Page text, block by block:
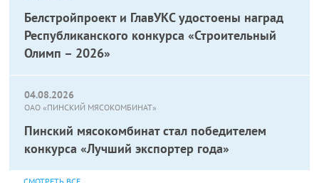
Белстройпроект и ГлавУКС удостоены наград
Республиканского конкурса «Строительный
Олимп – 2026»
04.08.2026
ОАО «ПИНСКИЙ МЯСОКОМБИНАТ»
Пинский мясокомбинат стал победителем
конкурса «Лучший экспортер года»